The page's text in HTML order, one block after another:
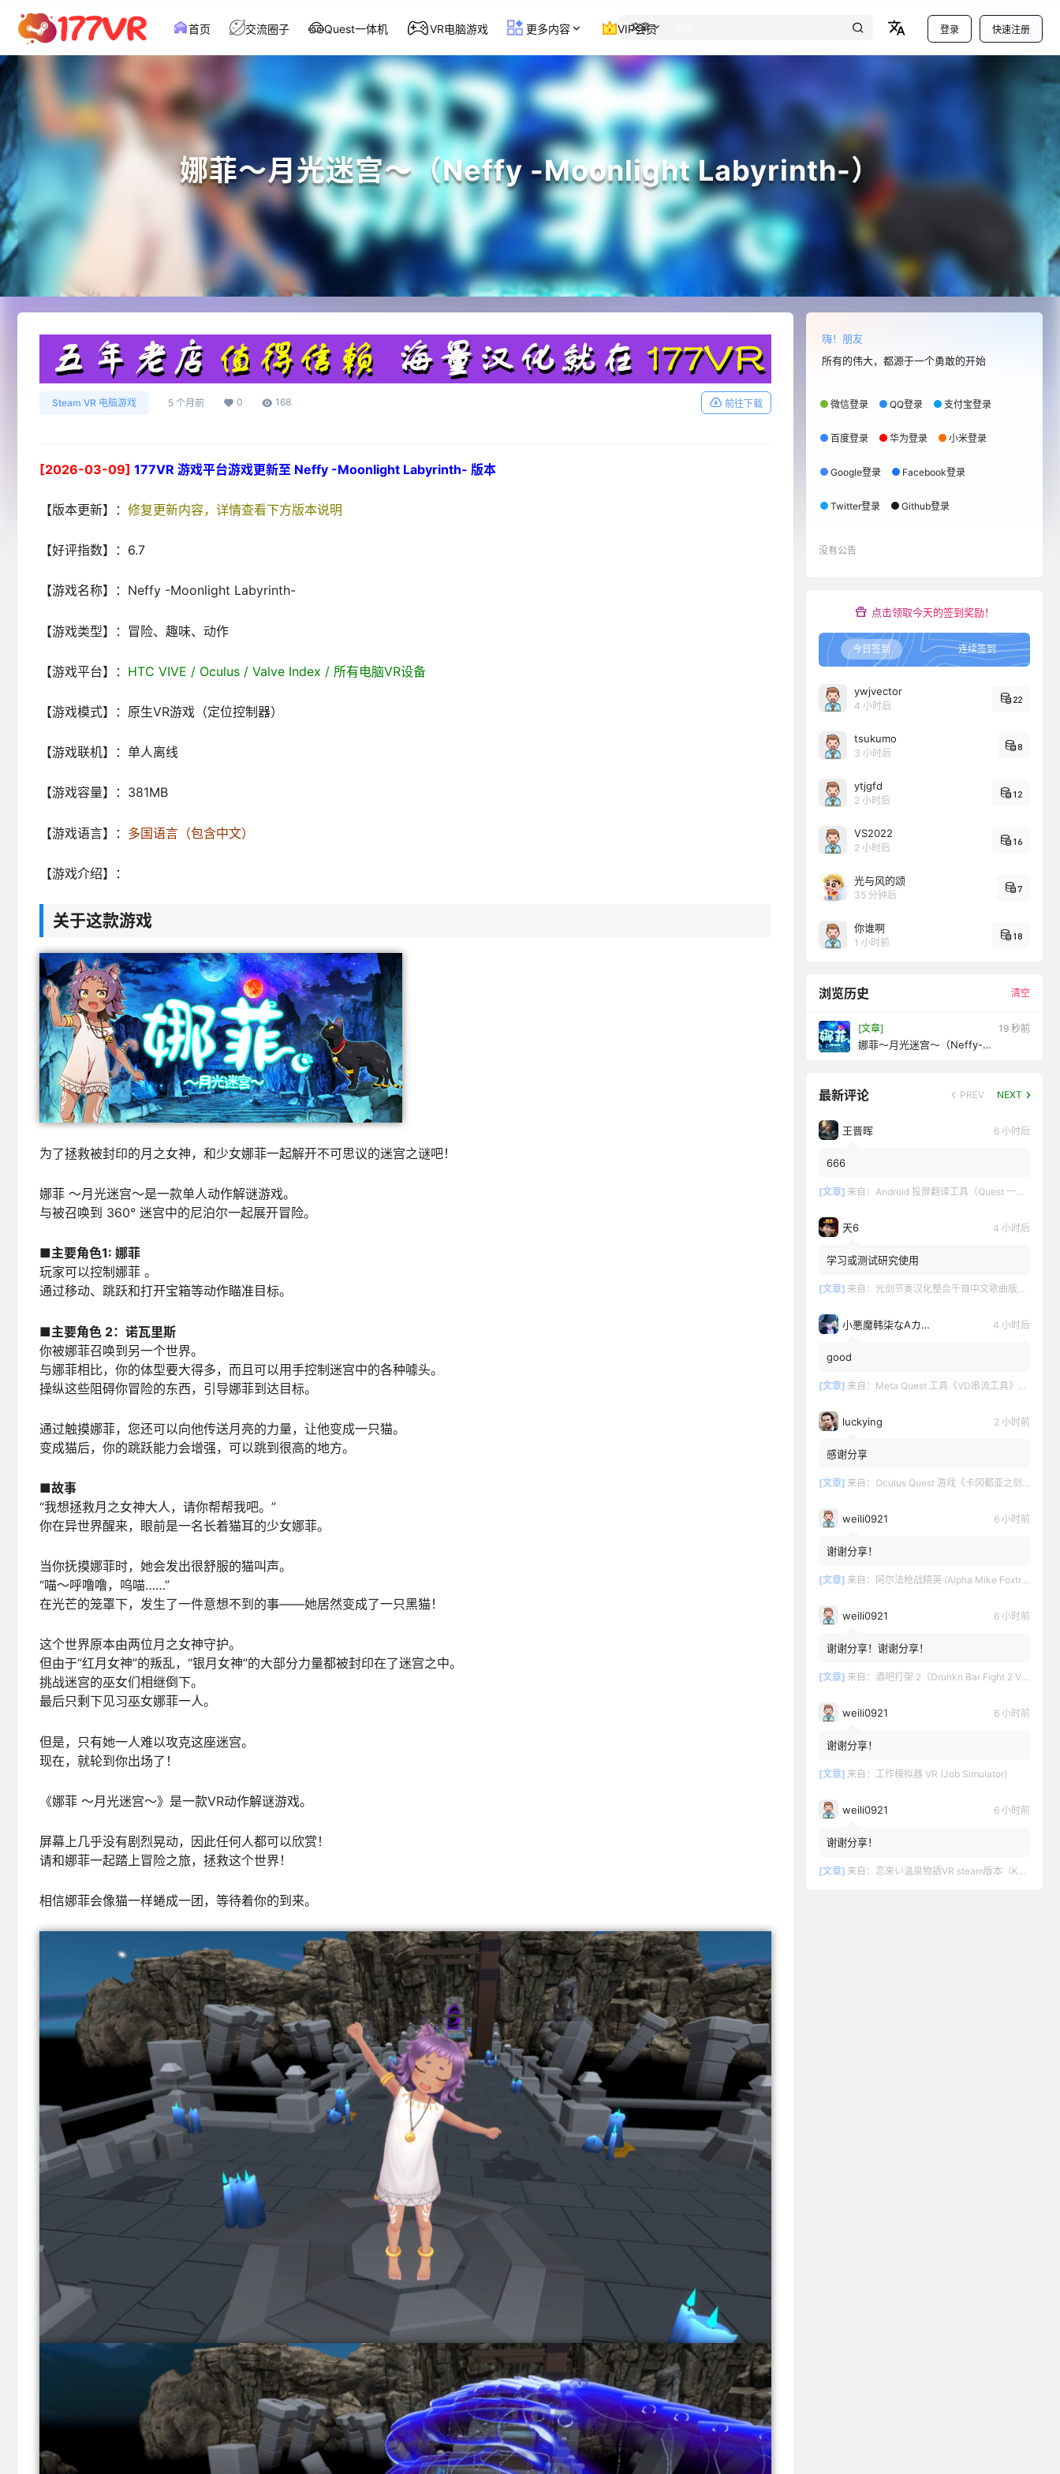
文章 登录 快速注册
首页 交流圈子 Quest一体机 VR电脑游戏 更多内容 VIP会员
娜菲～月光迷宫～（Neffy -Moonlight Labyrinth-）
Steam VR 电脑游戏 5 个月前 0 168 前往下载
[2026-03-09] 177VR 游戏平台游戏更新至 Neffy -Moonlight Labyrinth- 版本
【版本更新】： 修复更新内容，详情查看下方版本说明
【好评指数】：6.7
【游戏名称】：Neffy -Moonlight Labyrinth-
【游戏类型】：冒险、趣味、动作
【游戏平台】： HTC VIVE / Oculus / Valve Index / 所有电脑VR设备
【游戏模式】：原生VR游戏（定位控制器）
【游戏联机】：单人离线
【游戏容量】：381MB
【游戏语言】： 多国语言（包含中文）
【游戏介绍】：
关于这款游戏
为了拯救被封印的月之女神，和少女娜菲一起解开不可思议的迷宫之谜吧！
娜菲 ～月光迷宫～是一款单人动作解谜游戏。
与被召唤到 360° 迷宫中的尼泊尔一起展开冒险。
■主要角色1: 娜菲
玩家可以控制娜菲 。
通过移动、跳跃和打开宝箱等动作瞄准目标。
■主要角色 2：诺瓦里斯
你被娜菲召唤到另一个世界。
与娜菲相比，你的体型要大得多，而且可以用手控制迷宫中的各种噱头。
操纵这些阻碍你冒险的东西，引导娜菲到达目标。
通过触摸娜菲，您还可以向他传送月亮的力量，让他变成一只猫。
变成猫后，你的跳跃能力会增强，可以跳到很高的地方。
■故事
“我想拯救月之女神大人，请你帮帮我吧。”
你在异世界醒来，眼前是一名长着猫耳的少女娜菲。
当你抚摸娜菲时，她会发出很舒服的猫叫声。
“喵～呼噜噜，呜喵……”
在光芒的笼罩下，发生了一件意想不到的事——她居然变成了一只黑猫！
这个世界原本由两位月之女神守护。
但由于“红月女神”的叛乱，“银月女神”的大部分力量都被封印在了迷宫之中。
挑战迷宫的巫女们相继倒下。
最后只剩下见习巫女娜菲一人。
但是，只有她一人难以攻克这座迷宫。
现在，就轮到你出场了！
《娜菲 ～月光迷宫～》是一款VR动作解谜游戏。
屏幕上几乎没有剧烈晃动，因此任何人都可以欣赏！
请和娜菲一起踏上冒险之旅，拯救这个世界！
相信娜菲会像猫一样蜷成一团，等待着你的到来。
嗨！朋友
所有的伟大，都源于一个勇敢的开始
微信登录 QQ登录 支付宝登录
百度登录 华为登录 小米登录
Google登录 Facebook登录
Twitter登录 Github登录
没有公告
点击领取今天的签到奖励！
今日签到 连续签到
ywjvector
4 小时后
22
tsukumo
3 小时后
8
ytjgfd
2 小时后
12
VS2022
2 小时后
16
光与风的颂
35 分钟后
7
你谁啊
1 小时前
18
浏览历史 清空
[文章] 21 秒前
娜菲～月光迷宫～（Neffy-
最新评论 PREV NEXT
王晋晖 6 小时后
666
[文章] 来自： Android 投屏翻译工具（Quest 一键投屏和翻译）
天6 4 小时后
学习或测试研究使用
[文章] 来自： 光剑节奏汉化整合千首中文歌曲版（Beat Saber VR）全DLC解锁懒人带自定义歌曲版
小悪魔韩柒なAカップ魅 4 小时后
good
[文章] 来自： Meta Quest 工具《VD串流工具》Virtual Desktop 破解版
luckying 2 小时前
感谢分享
[文章] 来自： Oculus Quest 游戏《卡冈都亚之剑》Swords of Gargantua
weili0921 6 小时前
谢谢分享！
[文章] 来自： 阿尔法枪战精英 (Alpha Mike Foxtrot VR – AMF VR)
weili0921 6 小时前
谢谢分享！谢谢分享！
[文章] 来自： 酒吧打架 2（Drunkn Bar Fight 2 VR）
weili0921 6 小时前
谢谢分享！
[文章] 来自： 工作模拟器 VR (Job Simulator)
weili0921 6 小时前
谢谢分享！
[文章] 来自： 恋来い温泉物語VR steam版本（KoiKoiMonogatari VR）